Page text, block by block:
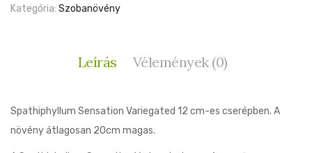
Kategória: Szobanövény
Leírás Vélemények (0)
Spathiphyllum Sensation Variegated 12 cm-es cserépben. A
növény átlagosan 20cm magas.